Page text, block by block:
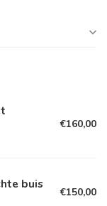
€160,00
buis
€150,00